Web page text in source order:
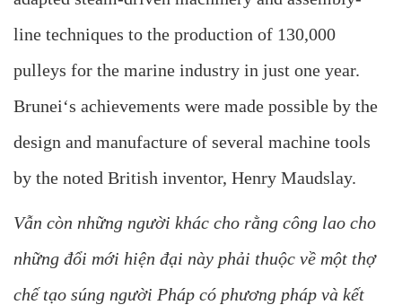
line techniques to the production of 130,000
pulleys for the marine industry in just one year.
Brunei‘s achievements were made possible by the
design and manufacture of several machine tools
by the noted British inventor, Henry Maudslay.
Vẫn còn những người khác cho rằng công lao cho
những đổi mới hiện đại này phải thuộc về một thợ
chế tạo súng người Pháp có phương pháp và kết